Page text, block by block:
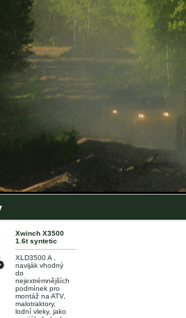
Xwinch X3500
1.6t syntetic
XLD3500 A ,
naviják vhodný
do
nejextrémnějších
podmínek pro
montáž na ATV,
malotraktory,
lodní vleky, jako